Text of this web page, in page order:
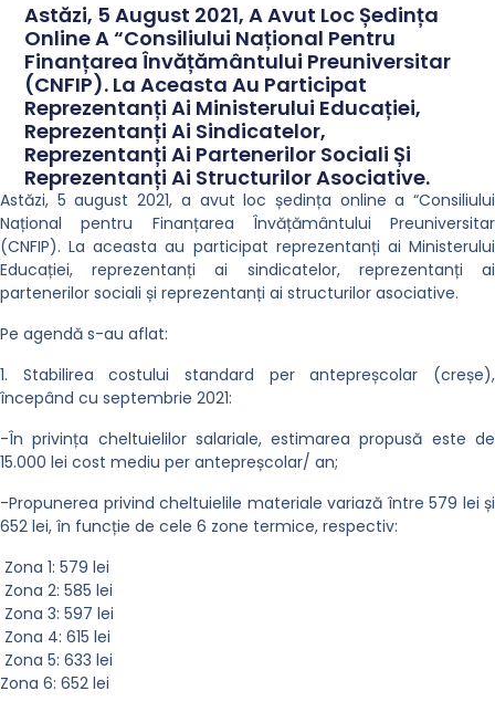
Astăzi, 5 August 2021, A Avut Loc Ședința
Online A “Consiliului Național Pentru
Finanțarea Învățământului Preuniversitar
(CNFIP). La Aceasta Au Participat
Reprezentanți Ai Ministerului Educației,
Reprezentanți Ai Sindicatelor,
Reprezentanți Ai Partenerilor Sociali Și
Reprezentanți Ai Structurilor Asociative.
Astăzi, 5 august 2021, a avut loc ședința online a “Consiliului
Național pentru Finanțarea Învățământului Preuniversitar
(CNFIP). La aceasta au participat reprezentanți ai Ministerului
Educației, reprezentanți ai sindicatelor, reprezentanți ai
partenerilor sociali și reprezentanți ai structurilor asociative.
Pe agendă s-au aflat:
1. Stabilirea costului standard per antepreșcolar (creșe),
începând cu septembrie 2021:
-În privința cheltuielilor salariale, estimarea propusă este de
15.000 lei cost mediu per antepreșcolar/ an;
-Propunerea privind cheltuielile materiale variază între 579 lei și
652 lei, în funcție de cele 6 zone termice, respectiv:
Zona 1: 579 lei
Zona 2: 585 lei
Zona 3: 597 lei
Zona 4: 615 lei
Zona 5: 633 lei
Zona 6: 652 lei